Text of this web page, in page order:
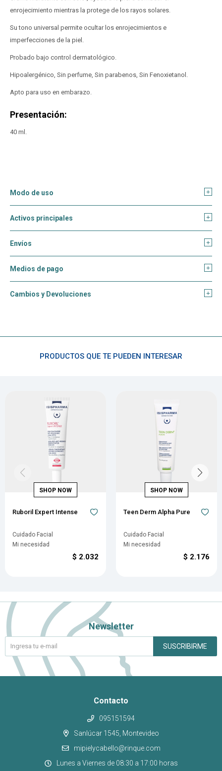
enrojecimiento mientras la protege de los rayos solares.
Su tono universal permite ocultar los enrojecimientos e
imperfecciones de la piel.
Probado bajo control dermatológico.
Hipoalergénico, Sin perfume, Sin parabenos, Sin Fenoxietanol.
Apto para uso en embarazo.
Presentación:
40 ml.
Modo de uso
Activos principales
Envíos
Medios de pago
Cambios y Devoluciones
PRODUCTOS QUE TE PUEDEN INTERESAR
Ruboril Expert Intense
Cuidado Facial
Mi necesidad
$ 2.032
Teen Derm Alpha Pure
Cuidado Facial
Mi necesidad
$ 2.176
Contacto
095151594
Sanlúcar 1545, Montevideo
mipielycabello@rinque.com
Lunes a Viernes de 08:30 a 17:00 horas
Newsletter
SUSCRIBIRME